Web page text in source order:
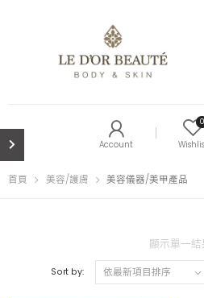
Account
0
首頁 美容/護膚 美容儀器/美甲產品
顯示單一結
Sort by: